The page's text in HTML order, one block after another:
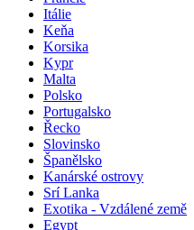
Itálie
Keňa
Korsika
Kypr
Malta
Polsko
Portugalsko
Řecko
Slovinsko
Španělsko
Kanárské ostrovy
Srí Lanka
Exotika - Vzdálené země
Egypt